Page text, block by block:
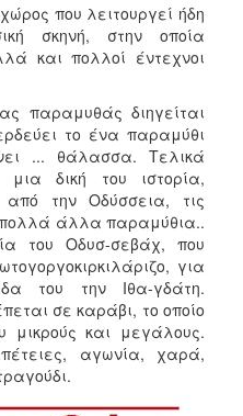
που λειτουργεί ήδη
σκηνή, στην οποία
και πολλοί έντεχνοι
παραμυθάς διηγείται
το ένα παραμύθι
... θάλασσα. Τελικά
δική του ιστορία,
από την Οδύσσεια, τις
πολλά άλλα παραμύθια..
του Οδυσ-σεβάχ, που
για
του την Ιθα-γδάτη.
σε καράβι, το οποίο
μικρούς και μεγάλους.
αγωνία, χαρά,